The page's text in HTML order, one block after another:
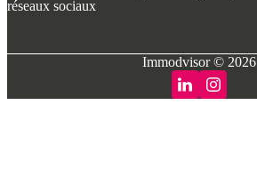
réseaux sociaux
Immodvisor © 2026